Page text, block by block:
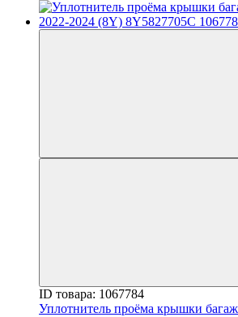
ID товара: 1067784
Уплотнитель проёма крышки